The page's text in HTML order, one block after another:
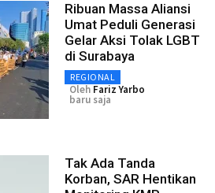
Ribuan Massa Aliansi
Umat Peduli Generasi
Gelar Aksi Tolak LGBT
di Surabaya
REGIONAL
Oleh Fariz Yarbo
baru saja
Tak Ada Tanda
Korban, SAR Hentikan